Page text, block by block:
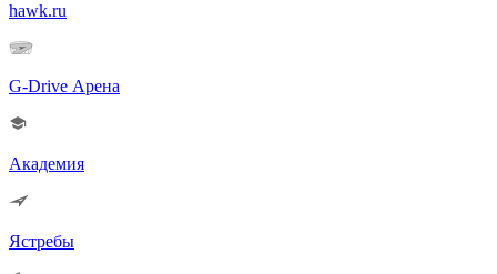
hawk.ru
G-Drive Арена
Академия
Ястребы